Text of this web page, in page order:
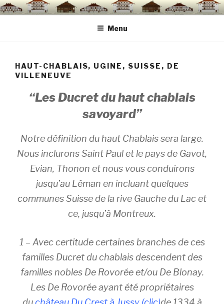
Aller
au
Menu
HAUT-CHABLAIS, UGINE, SUISSE, DE
VILLENEUVE
“Les Ducret du haut chablais
savoyard”
Notre définition du haut Chablais sera large.
Nous inclurons Saint Paul et le pays de Gavot,
Evian, Thonon et nous vous conduirons
jusqu’au Léman en incluant quelques
communes Suisse de la rive Gauche du Lac et
ce, jusqu’à Montreux.
1 – Avec certitude certaines branches de ces
familles Ducret du chablais descendent des
familles nobles De Rovorée et/ou De Blonay.
Les De Rovorée ayant été propriétaires